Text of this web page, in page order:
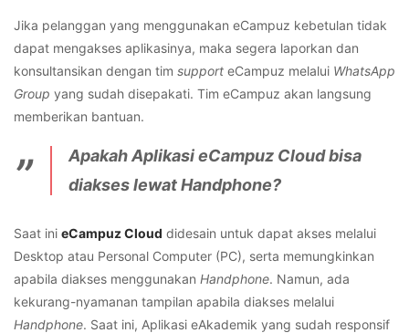
Jika pelanggan yang menggunakan eCampuz kebetulan tidak
dapat mengakses aplikasinya, maka segera laporkan dan
konsultansikan dengan tim support eCampuz melalui WhatsApp
Group yang sudah disepakati. Tim eCampuz akan langsung
memberikan bantuan.
Apakah Aplikasi eCampuz Cloud bisa
diakses lewat Handphone?
Saat ini eCampuz Cloud didesain untuk dapat akses melalui
Desktop atau Personal Computer (PC), serta memungkinkan
apabila diakses menggunakan Handphone. Namun, ada
kekurang-nyamanan tampilan apabila diakses melalui
Handphone. Saat ini, Aplikasi eAkademik yang sudah responsif